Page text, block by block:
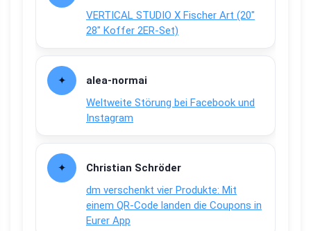
VERTICAL STUDIO X Fischer Art (20″
28″ Koffer 2ER-Set)
alea-normai
Weltweite Störung bei Facebook und
Instagram
Christian Schröder
dm verschenkt vier Produkte: Mit
einem QR-Code landen die Coupons in
Eurer App